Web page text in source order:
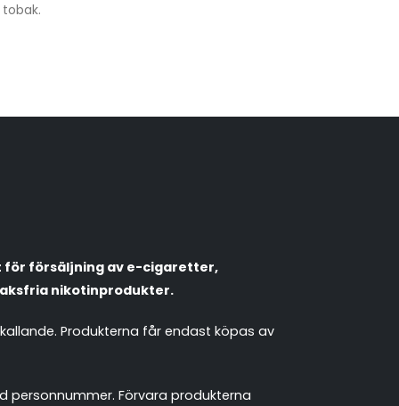
för försäljning av e-cigaretter,
nikotinprodukter.
Produkterna får endast köpas av
personnummer. Förvara produkterna
Vitsnus Leverans & frakt